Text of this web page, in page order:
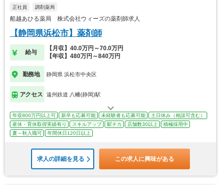
正社員 調剤薬局
船越あひる薬局 株式会社ウィーズの薬剤師求人
【静岡県浜松市】薬剤師
給与
【月収】40.0万円～70.0万円
【年収】480万円～840万円
勤務地 静岡県 浜松市中央区
アクセス 遠州鉄道 八幡(静岡)駅
年収800万円以上可 新卒も応募可能 未経験者も応募可能
土日休み（相談可含む）
産休・育休取得実績有り
スキルアップ 駅チカ 店舗数30以上
積極採用中
夏～秋入職可
年間休日120日以上
求人の詳細を見る この求人に興味がある